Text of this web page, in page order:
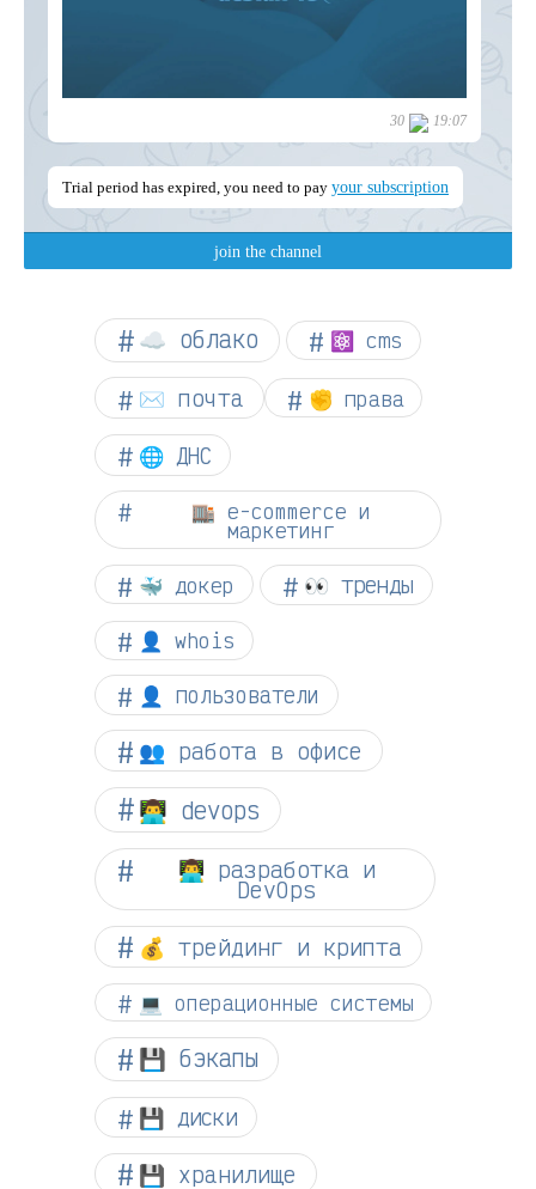
☁︎ облако ⚛ cms
✉️ почта ✊ права
🌐 ДНС
🏬 e-commerce и
маркетинг
🐳 докер 👀 тренды
👤 whois
👤 пользователи
👥 работа в офисе
👨‍💻 devops
👨‍💻 разработка и
DevOps
💰 трейдинг и крипта
💻 операционные системы
💾 бэкапы
💾 диски
💾 хранилище